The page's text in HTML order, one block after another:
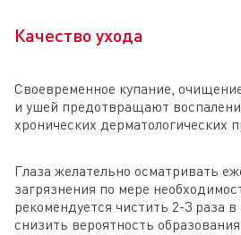
Качество ухода
Своевременное купание,
и ушей предотвращают
хронических дерматологических
Глаза желательно осматривать
загрязнения по мере
рекомендуется чистить 2-3 раза
снизить вероятность